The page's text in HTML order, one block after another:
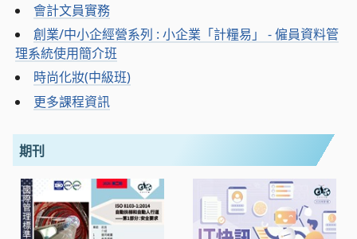
會計文員實務
創業/中小企經營系列 : 小企業「計糧易」 - 僱員資料管
理系統使用簡介班
時尚化妝(中級班)
更多課程資訊
期刊